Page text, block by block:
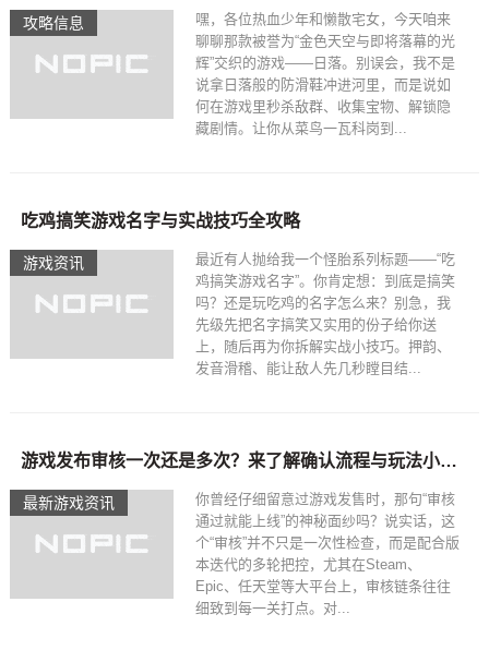
攻略信息
嘿，各位热血少年和懒散宅女，今天咱来
聊聊那款被誉为“金色天空与即将落幕的光
辉”交织的游戏——日落。别误会，我不是
说拿日落般的防滑鞋冲进河里，而是说如
何在游戏里秒杀敌群、收集宝物、解锁隐
藏剧情。让你从菜鸟一瓦科岗到...
游戏资讯
吃鸡搞笑游戏名字与实战技巧全攻略
最近有人抛给我一个怪胎系列标题——“吃
鸡搞笑游戏名字”。你肯定想：到底是搞笑
吗？还是玩吃鸡的名字怎么来？别急，我
先级先把名字搞笑又实用的份子给你送
上，随后再为你拆解实战小技巧。押韵、
发音滑稽、能让敌人先几秒瞠目结...
最新游戏资讯
游戏发布审核一次还是多次？来了解确认流程与玩法小技巧吧！
你曾经仔细留意过游戏发售时，那句“审核
通过就能上线”的神秘面纱吗？说实话，这
个“审核”并不只是一次性检查，而是配合版
本迭代的多轮把控，尤其在Steam、
Epic、任天堂等大平台上，审核链条往往
细致到每一关打点。对...